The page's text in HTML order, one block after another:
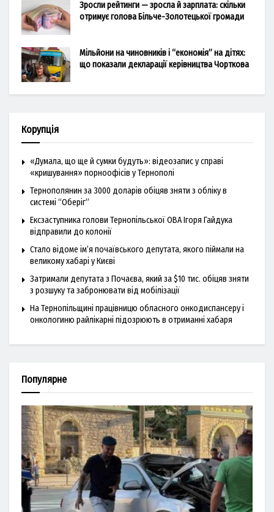
Зросли рейтинги — зросла й зарплата: скільки
отримує голова Більче-Золотецької громади
Мільйони на чиновників і “економія” на дітях:
що показали декларації керівництва Чорткова
Корупція
«Думала, що ще й сумки будуть»: відеозапис у справі
«кришування» порноофісів у Тернополі
Тернополянин за 3000 доларів обіцяв зняти з обліку в
системі “Оберіг”
Ексзаступника голови Тернопільської ОВА Ігоря Гайдука
відправили до колонії
Стало відоме ім’я почаївського депутата, якого піймали на
великому хабарі у Києві
Затримали депутата з Почаєва, який за $10 тис. обіцяв зняти
з розшуку та забронювати від мобілізації
На Тернопільщині працівницю обласного онкодиспансеру і
онкологиню райлікарні підозрюють в отриманні хабаря
Популярне